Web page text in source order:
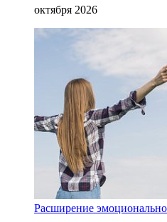
октября 2026
Расширение